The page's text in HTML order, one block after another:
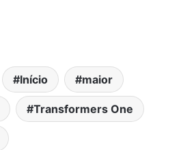
Início maior
Transformers One